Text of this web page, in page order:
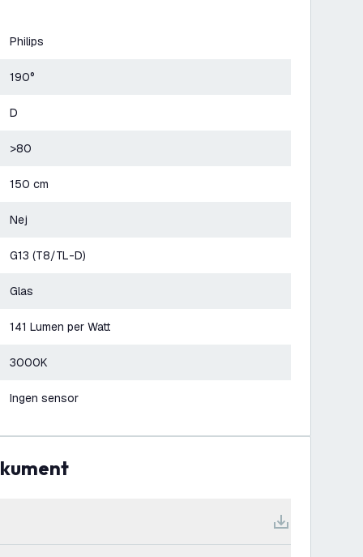
Philips
190°
D
>80
150 cm
Nej
G13 (T8/TL-D)
Glas
141 Lumen per Watt
3000K
Ingen sensor